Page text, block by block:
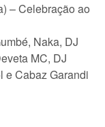
– Celebração ao
Naka, DJ
MC, DJ
e Cabaz Garandi